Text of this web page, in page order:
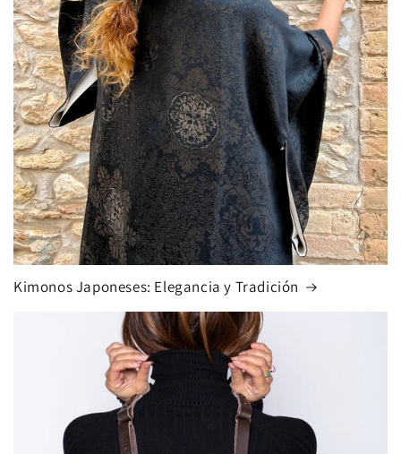
Kimonos Japoneses: Elegancia y Tradición